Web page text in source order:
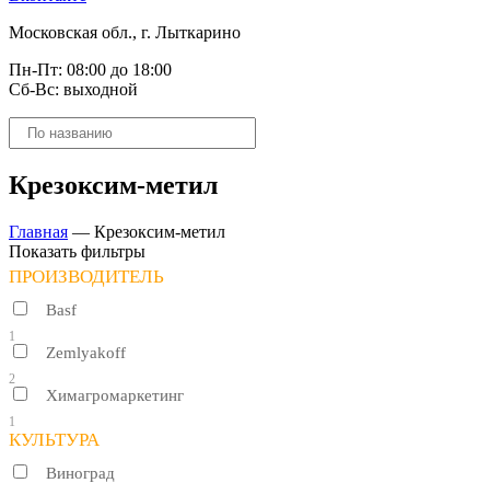
Московская обл., г. Лыткарино
Пн-Пт: 08:00 до 18:00
Сб-Вс: выходной
Поиск
товаров
Крезоксим-метил
Главная — Крезоксим-метил
Показать фильтры
ПРОИЗВОДИТЕЛЬ
Basf
1
Zemlyakoff
2
Химагромаркетинг
1
КУЛЬТУРА
Виноград